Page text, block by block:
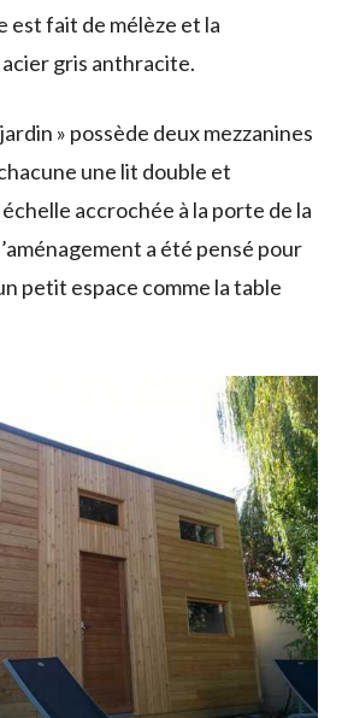
est fait de mélèze et la
gris anthracite.
» possède deux mezzanines
une lit double et
accrochée à la porte de la
a été pensé pour
petit espace comme la table